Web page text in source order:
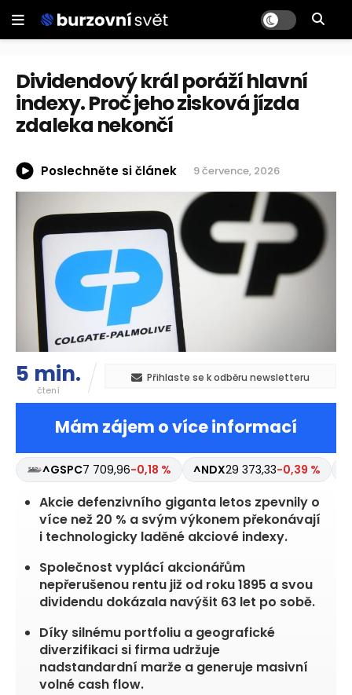
Dividendový král poráží hlavní
indexy. Proč jeho zisková jízda
zdaleka nekončí
Poslechněte si článek 9 července, 2026
5 min.
čtení
Přihlaste se k odběru newsletteru
Mám zájem o více informací
^GSPC7 709,96-0,18 % ^NDX29 373,33-0,39 %
Akcie defenzivního giganta letos zpevnily o
více než 20 % a svým výkonem překonávají
i technologicky laděné akciové indexy.
Společnost vyplácí akcionářům
nepřerušenou rentu již od roku 1895 a svou
dividendu dokázala navýšit 63 let po sobě.
Díky silnému portfoliu a geografické
diverzifikaci si firma udržuje
nadstandardní marže a generuje masivní
volné cash flow.